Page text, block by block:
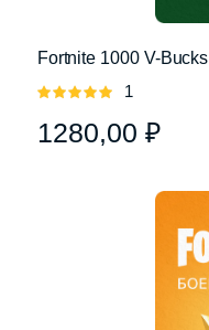
Fortnite 1000 V-Bucks
Оценка
1
1280,00 ₽